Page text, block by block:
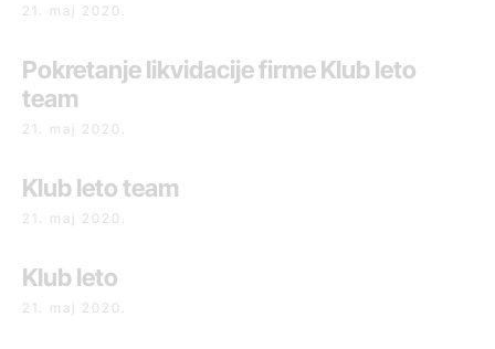
21. maj 2020.
Pokretanje likvidacije firme Klub leto
team
21. maj 2020.
Klub leto team
21. maj 2020.
Klub leto
21. maj 2020.